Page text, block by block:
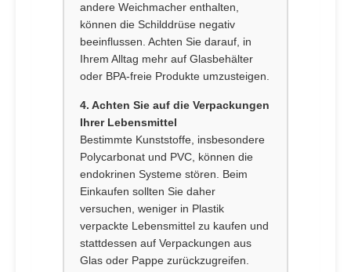
andere Weichmacher enthalten,
können die Schilddrüse negativ
beeinflussen. Achten Sie darauf, in
Ihrem Alltag mehr auf Glasbehälter
oder BPA-freie Produkte umzusteigen.
4. Achten Sie auf die Verpackungen
Ihrer Lebensmittel
Bestimmte Kunststoffe, insbesondere
Polycarbonat und PVC, können die
endokrinen Systeme stören. Beim
Einkaufen sollten Sie daher
versuchen, weniger in Plastik
verpackte Lebensmittel zu kaufen und
stattdessen auf Verpackungen aus
Glas oder Pappe zurückzugreifen.